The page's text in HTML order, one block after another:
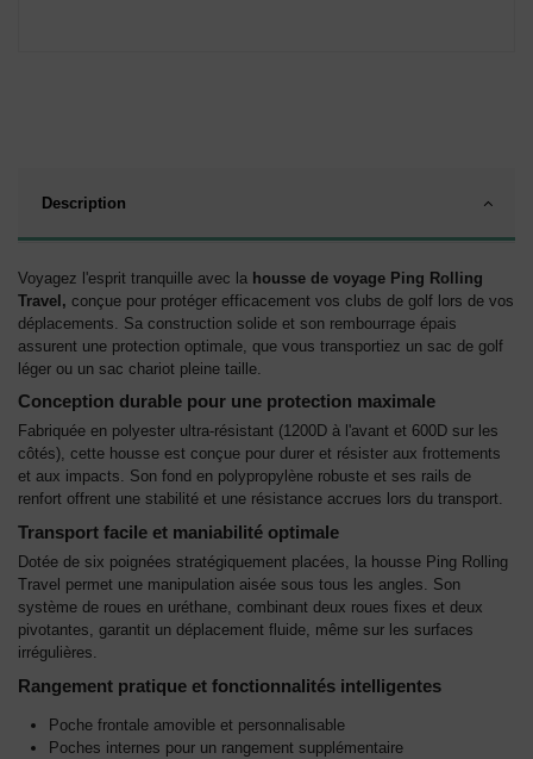
Description
Voyagez l'esprit tranquille avec la housse de voyage Ping Rolling
Travel, conçue pour protéger efficacement vos clubs de golf lors de vos
déplacements. Sa construction solide et son rembourrage épais
assurent une protection optimale, que vous transportiez un sac de golf
léger ou un sac chariot pleine taille.
Conception durable pour une protection maximale
Fabriquée en polyester ultra-résistant (1200D à l'avant et 600D sur les
côtés), cette housse est conçue pour durer et résister aux frottements
et aux impacts. Son fond en polypropylène robuste et ses rails de
renfort offrent une stabilité et une résistance accrues lors du transport.
Transport facile et maniabilité optimale
Dotée de six poignées stratégiquement placées, la housse Ping Rolling
Travel permet une manipulation aisée sous tous les angles. Son
système de roues en uréthane, combinant deux roues fixes et deux
pivotantes, garantit un déplacement fluide, même sur les surfaces
irrégulières.
Rangement pratique et fonctionnalités intelligentes
Poche frontale amovible et personnalisable
Poches internes pour un rangement supplémentaire